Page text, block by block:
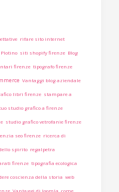
rifare sito internet
Plotino siti shopify firenze Blog
firenze tipografo firenze
Vantaggi blog aziendale
libri firenze stampare a
studio grafico a firenze
studio grafico vetrofanie firenze
seo firenze ricerca di
spirito regalpetra
firenze tipografia ecologica
coscienza della storia web
Vantaggi di Joomla come